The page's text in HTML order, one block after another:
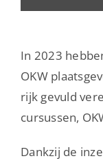
In 2023
OKW
rijk gevuld
cursussen,
Dankzij de